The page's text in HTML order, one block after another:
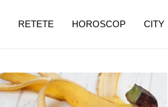
RETETE HOROSCOP CITY
de dureroasă este investigația